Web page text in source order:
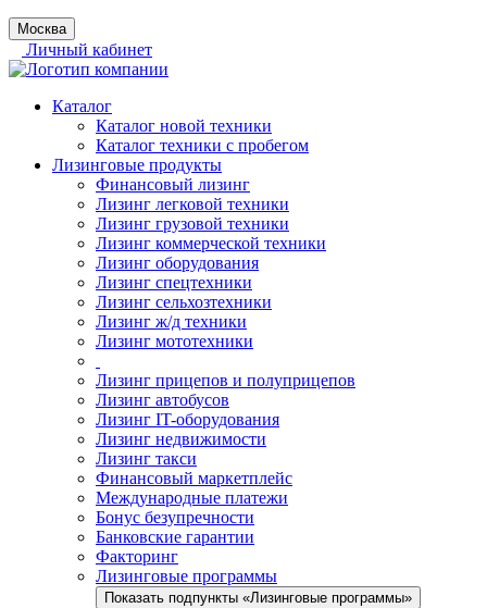
Москва
Личный кабинет
Каталог
Каталог новой техники
Каталог техники с пробегом
Лизинговые продукты
Финансовый лизинг
Лизинг легковой техники
Лизинг грузовой техники
Лизинг коммерческой техники
Лизинг оборудования
Лизинг спецтехники
Лизинг сельхозтехники
Лизинг ж/д техники
Лизинг мототехники
Лизинг прицепов и полуприцепов
Лизинг автобусов
Лизинг IT-оборудования
Лизинг недвижимости
Лизинг такси
Финансовый маркетплейс
Международные платежи
Бонус безупречности
Банковские гарантии
Факторинг
Лизинговые программы
Показать подпункты «Лизинговые программы»